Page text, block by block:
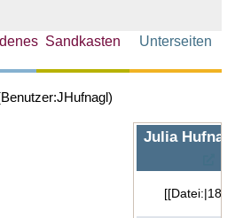
Sandkasten Unterseiten
Julia